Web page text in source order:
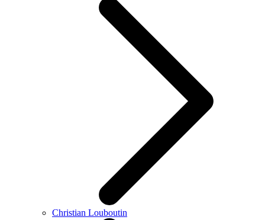
Christian Louboutin